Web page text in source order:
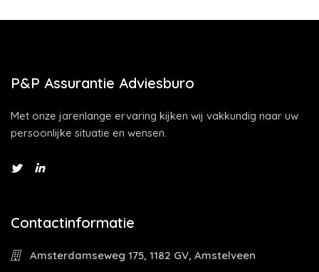
P&P Assurantie Adviesburo
Met onze jarenlange ervaring kijken wij vakkundig naar uw
persoonlijke situatie en wensen.
Contactinformatie
Amsterdamseweg 175, 1182 GV, Amstelveen